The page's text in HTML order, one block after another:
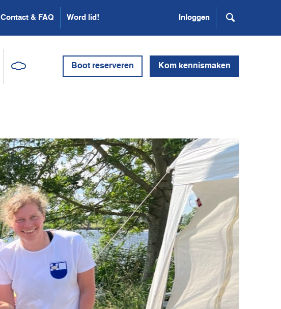
Contact & FAQ Word lid! Inloggen
Boot reserveren Kom kennismaken